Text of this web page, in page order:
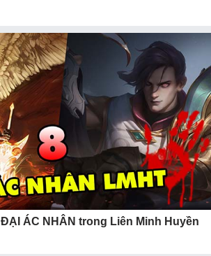
ÁC NHÂN trong Liên Minh Huyền